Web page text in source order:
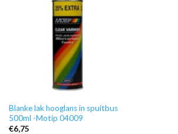
Blanke lak hooglans in spuitbus
500ml -Motip 04009
€6,75